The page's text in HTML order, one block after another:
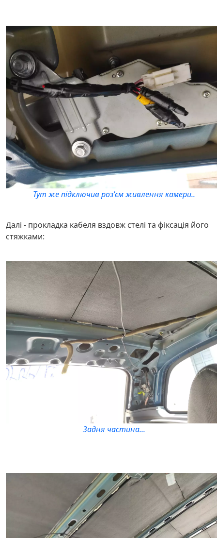
Тут же підключив роз'єм живлення камери..
Далі - прокладка кабеля вздовж стелі та фіксація його
стяжками:
Задня частина...